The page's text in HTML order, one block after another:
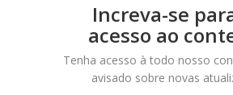
Increva-se
acesso ao
Tenha acesso à todo nosso
avisado sobre novas